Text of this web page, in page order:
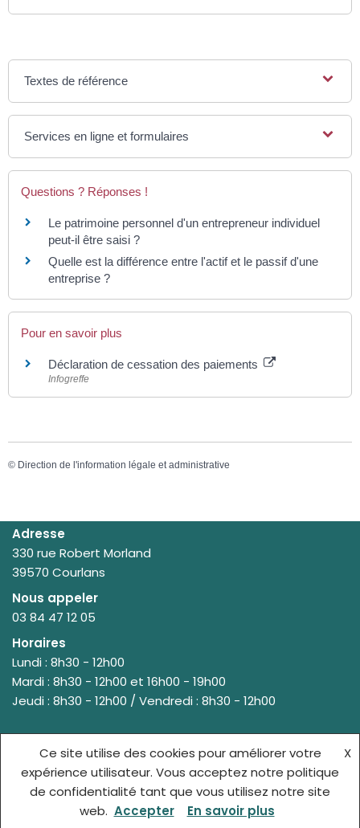
Textes de référence
Services en ligne et formulaires
Questions ? Réponses !
Le patrimoine personnel d'un entrepreneur individuel
peut-il être saisi ?
Quelle est la différence entre l'actif et le passif d'une
entreprise ?
Pour en savoir plus
Déclaration de cessation des paiements
Infogreffe
© Direction de l'information légale et administrative
Adresse
330 rue Robert Morland
39570 Courlans
Nous appeler
03 84 47 12 05
Horaires
Lundi : 8h30 - 12h00
Mardi : 8h30 - 12h00 et 16h00 - 19h00
Jeudi : 8h30 - 12h00 / Vendredi : 8h30 - 12h00
© {site_title} {current_year}
ACCUEIL
MENTIONS LÉGALES
POLITIQUE DE CONFIDENTIALITÉ
CONTACT
Ce site utilise des cookies pour améliorer votre
expérience utilisateur. Vous acceptez notre politique
de confidentialité tant que vous utilisez notre site
web.
X
Accepter En savoir plus